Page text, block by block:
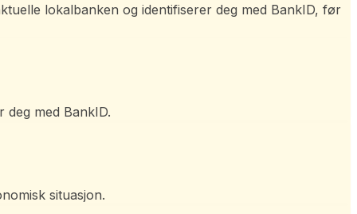
lokalbanken og identifiserer deg med BankID, før
deg med BankID.
situasjon.